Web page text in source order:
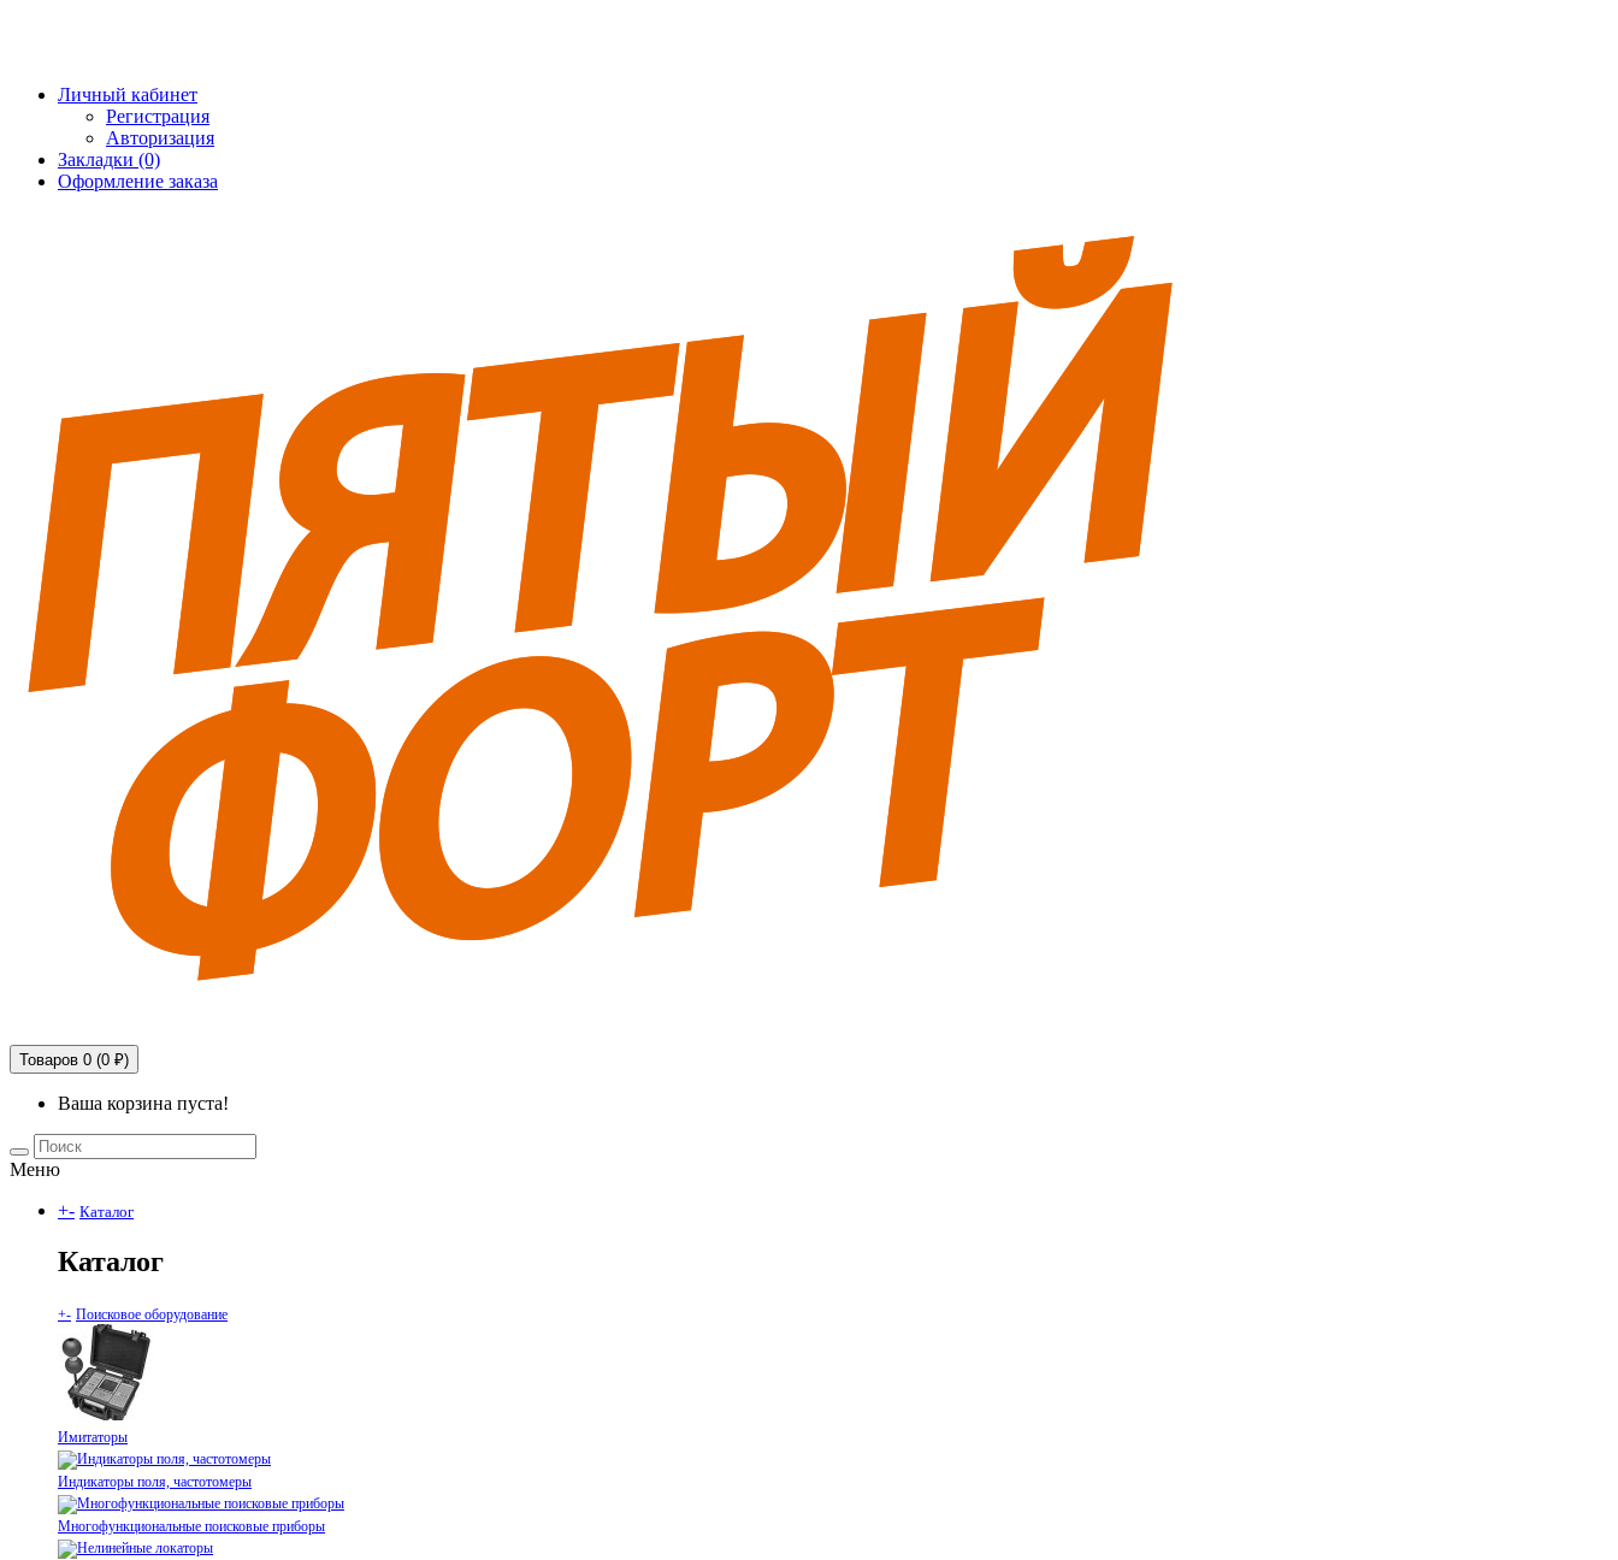
Личный кабинет
Регистрация
Авторизация
Закладки (0)
Оформление заказа
Товаров 0 (0 ₽)
Ваша корзина пуста!
Меню
+- Каталог
Каталог
+- Поисковое оборудование
Имитаторы
Индикаторы поля, частотомеры
Многофункциональные поисковые приборы